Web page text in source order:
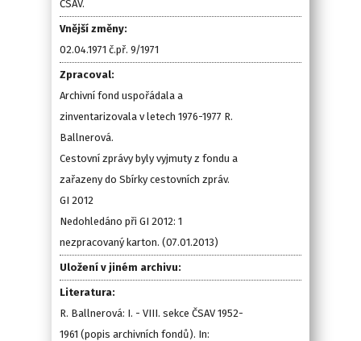
ČSAV.
Vnější změny:
02.04.1971 č.př. 9/1971
Zpracoval:
Archivní fond uspořádala a
zinventarizovala v letech 1976-1977 R.
Ballnerová.
Cestovní zprávy byly vyjmuty z fondu a
zařazeny do Sbírky cestovních zpráv.
GI 2012
Nedohledáno při GI 2012: 1
nezpracovaný karton. (07.01.2013)
Uložení v jiném archivu:
Literatura:
R. Ballnerová: I. - VIII. sekce ČSAV 1952-
1961 (popis archivních fondů). In: